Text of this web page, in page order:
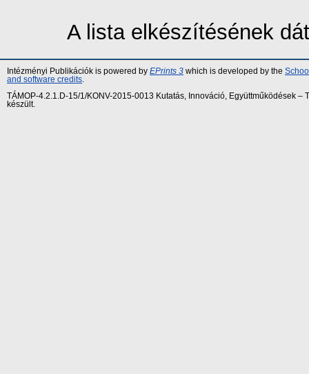
A lista elkészítésének
Intézményi Publikációk is powered by EPrints 3 which is developed by the
and software credits
TÁMOP-4.2.1.D-15/1/KONV-2015-0013 Kutatás, Innováció, Együttműködések
készült.